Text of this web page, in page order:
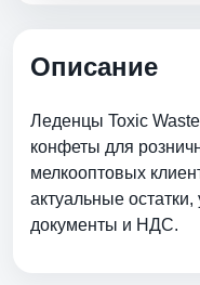
Описание
Леденцы Toxic
конфеты для
мелкооптовых
актуальные
документы и НДС.